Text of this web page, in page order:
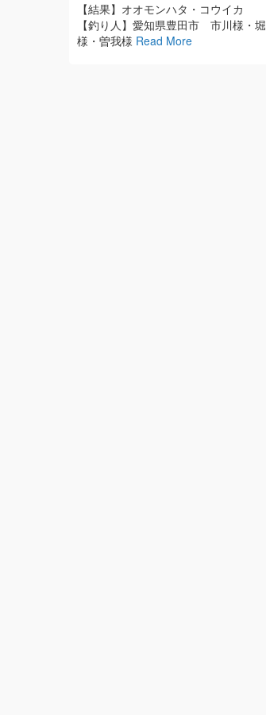
【結果】オオモンハタ・コウイカ
【釣り人】愛知県豊田市 市川様・堀
様・曽我様 Read More